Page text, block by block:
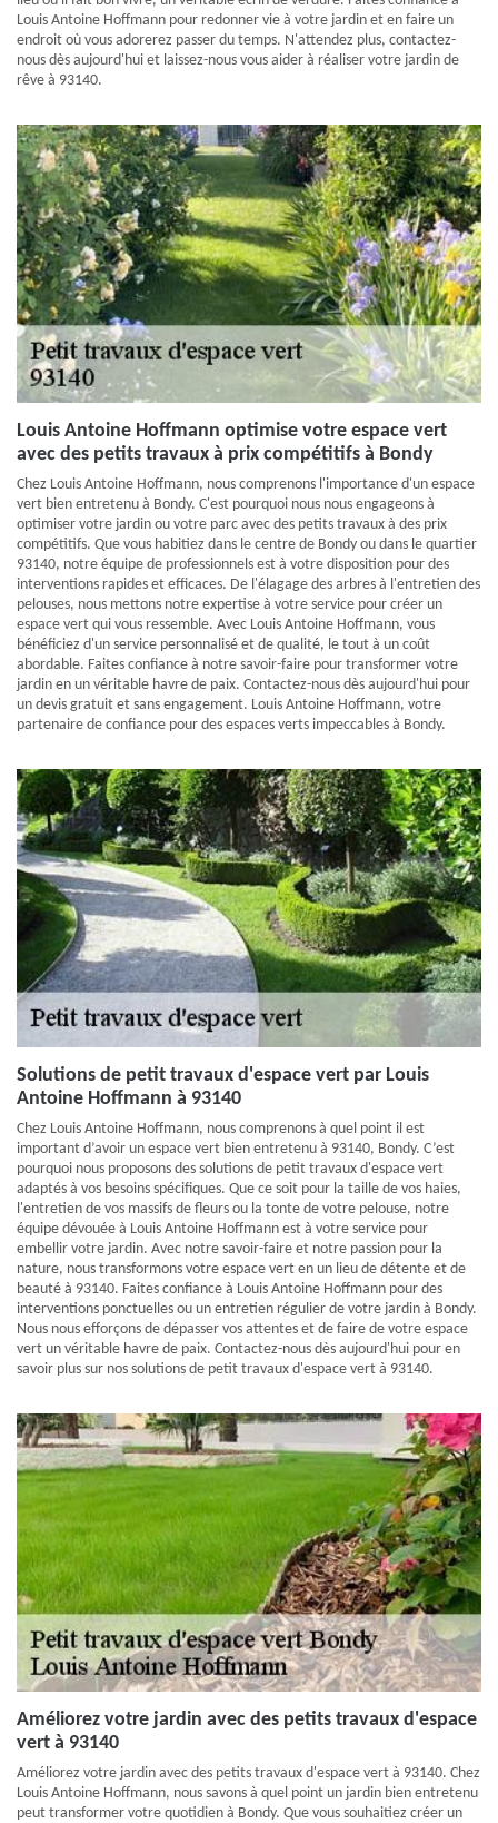
Louis Antoine Hoffmann pour redonner vie à votre jardin et en faire un
endroit où vous adorerez passer du temps. N'attendez plus, contactez-
nous dès aujourd'hui et laissez-nous vous aider à réaliser votre jardin de
rêve à 93140.
Louis Antoine Hoffmann optimise votre espace vert
avec des petits travaux à prix compétitifs à Bondy
Chez Louis Antoine Hoffmann, nous comprenons l'importance d'un espace
vert bien entretenu à Bondy. C'est pourquoi nous nous engageons à
optimiser votre jardin ou votre parc avec des petits travaux à des prix
compétitifs. Que vous habitiez dans le centre de Bondy ou dans le quartier
93140, notre équipe de professionnels est à votre disposition pour des
interventions rapides et efficaces. De l'élagage des arbres à l'entretien des
pelouses, nous mettons notre expertise à votre service pour créer un
espace vert qui vous ressemble. Avec Louis Antoine Hoffmann, vous
bénéficiez d'un service personnalisé et de qualité, le tout à un coût
abordable. Faites confiance à notre savoir-faire pour transformer votre
jardin en un véritable havre de paix. Contactez-nous dès aujourd'hui pour
un devis gratuit et sans engagement. Louis Antoine Hoffmann, votre
partenaire de confiance pour des espaces verts impeccables à Bondy.
Solutions de petit travaux d'espace vert par Louis
Antoine Hoffmann à 93140
Chez Louis Antoine Hoffmann, nous comprenons à quel point il est
important d’avoir un espace vert bien entretenu à 93140, Bondy. C’est
pourquoi nous proposons des solutions de petit travaux d'espace vert
adaptés à vos besoins spécifiques. Que ce soit pour la taille de vos haies,
l'entretien de vos massifs de fleurs ou la tonte de votre pelouse, notre
équipe dévouée à Louis Antoine Hoffmann est à votre service pour
embellir votre jardin. Avec notre savoir-faire et notre passion pour la
nature, nous transformons votre espace vert en un lieu de détente et de
beauté à 93140. Faites confiance à Louis Antoine Hoffmann pour des
interventions ponctuelles ou un entretien régulier de votre jardin à Bondy.
Nous nous efforçons de dépasser vos attentes et de faire de votre espace
vert un véritable havre de paix. Contactez-nous dès aujourd'hui pour en
savoir plus sur nos solutions de petit travaux d'espace vert à 93140.
Améliorez votre jardin avec des petits travaux d'espace
vert à 93140
Améliorez votre jardin avec des petits travaux d'espace vert à 93140. Chez
Louis Antoine Hoffmann, nous savons à quel point un jardin bien entretenu
peut transformer votre quotidien à Bondy. Que vous souhaitiez créer un